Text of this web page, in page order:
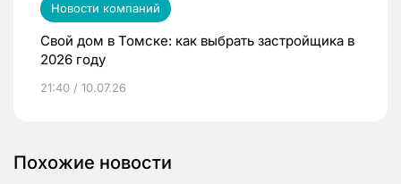
Новости компаний
Свой дом в Томске: как выбрать застройщика в
2026 году
21:40 / 10.07.26
Похожие новости